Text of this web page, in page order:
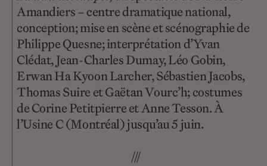
Amandiers – centre dramatique national,
conception; mise en scène et scénographie de
Philippe Quesne; interprétation d’Yvan
Clédat, Jean-Charles Dumay, Léo Gobin,
Erwan Ha Kyoon Larcher, Sébastien Jacobs,
Thomas Suire et Gaëtan Vourc’h; costumes
de Corine Petitpierre et Anne Tesson. À
l’Usine C (Montréal) jusqu’au 5 juin.
///